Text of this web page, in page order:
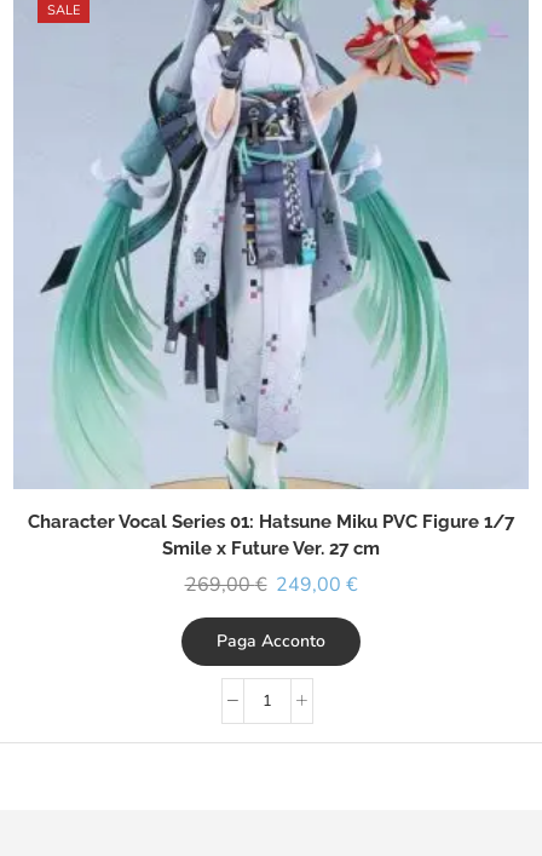
SALE
Character Vocal Series 01: Hatsune Miku PVC Figure 1/7
Smile x Future Ver. 27 cm
269,00€ 249,00 €
Paga Acconto